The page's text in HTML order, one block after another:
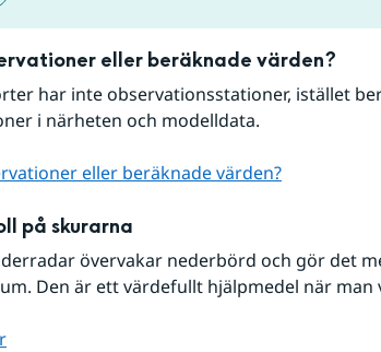
eller beräknade värden?
har inte observationsstationer, istället
i närheten och modelldata.
eller beräknade värden?
på skurarna
övervakar nederbörd och gör det
Den är ett värdefullt hjälpmedel när man